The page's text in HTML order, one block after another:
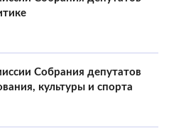
Собрания депутатов
культуры и спорта